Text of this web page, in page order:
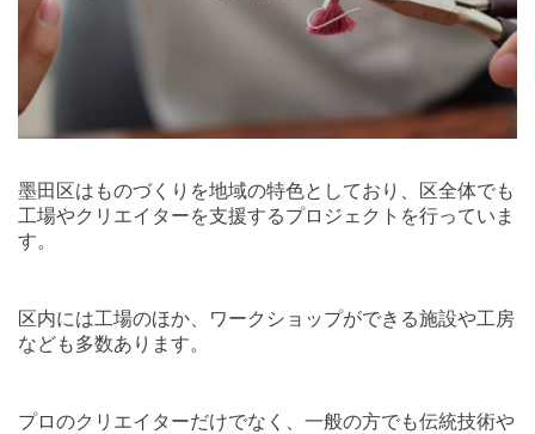
墨田区はものづくりを地域の特色としており、区全体でも
工場やクリエイターを支援するプロジェクトを行っていま
す。
区内には工場のほか、ワークショップができる施設や工房
なども多数あります。
プロのクリエイターだけでなく、一般の方でも伝統技術や